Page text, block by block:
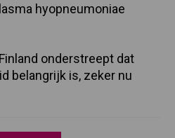
hyopneumoniae
onderstreept dat
belangrijk is, zeker nu